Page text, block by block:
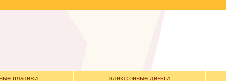
платежи электронные деньги